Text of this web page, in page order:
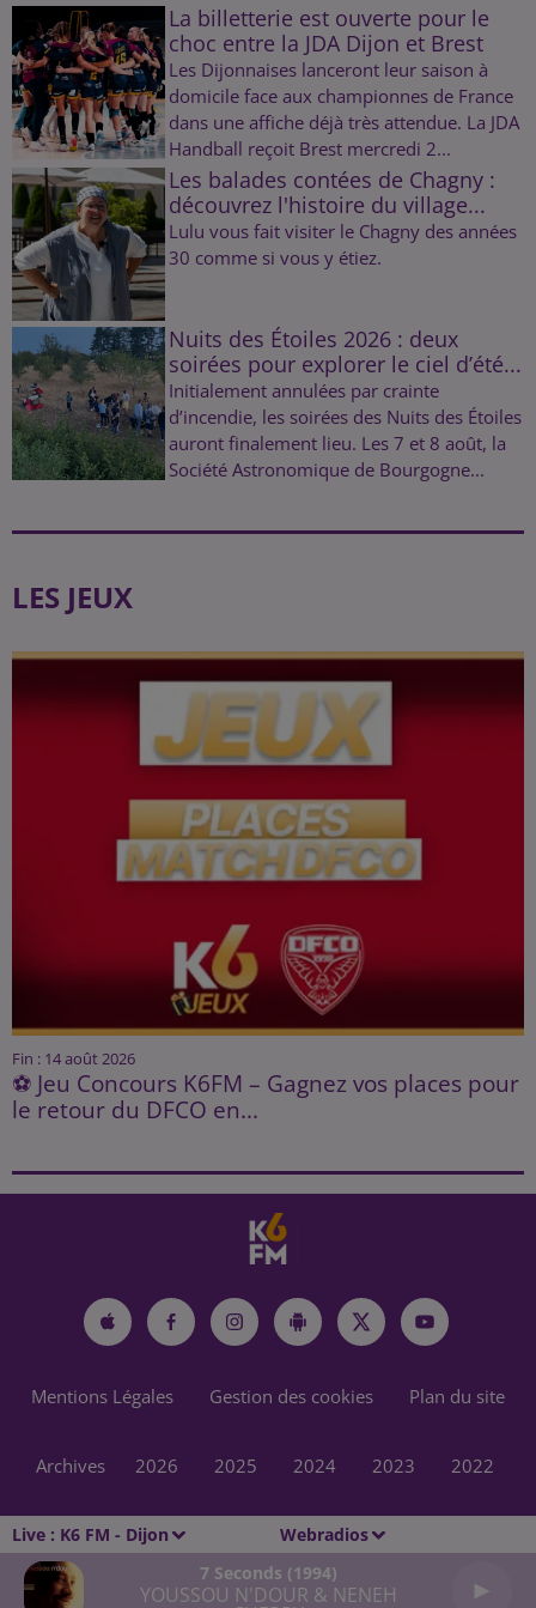
Live : K6 FM - Dijon
Webradios
7 Seconds (1994)
YOUSSOU N'DOUR & NENEH
La billetterie est ouverte pour le
choc entre la JDA Dijon et Brest
Les Dijonnaises lanceront leur saison à
domicile face aux championnes de France
dans une affiche déjà très attendue. La JDA
Handball reçoit Brest mercredi 2...
Les balades contées de Chagny :
découvrez l'histoire du village...
Lulu vous fait visiter le Chagny des années
30 comme si vous y étiez.
Nuits des Étoiles 2026 : deux
soirées pour explorer le ciel d’été...
Initialement annulées par crainte
d’incendie, les soirées des Nuits des Étoiles
auront finalement lieu. Les 7 et 8 août, la
Société Astronomique de Bourgogne...
LES JEUX
Fin : 14 août 2026
⚽ Jeu Concours K6FM – Gagnez vos places pour
le retour du DFCO en...
Mentions Légales Gestion des cookies Plan du site
Archives 2026 2025 2024 2023 2022